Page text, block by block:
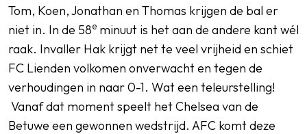
Tom, Koen, Jonathan en Thomas krijgen de bal er
niet in. In de 58e minuut is het aan de andere kant wél
raak. Invaller Hak krijgt net te veel vrijheid en schiet
FC Lienden volkomen onverwacht en tegen de
verhoudingen in naar 0-1. Wat een teleurstelling!
Vanaf dat moment speelt het Chelsea van de
Betuwe een gewonnen wedstrijd. AFC komt deze